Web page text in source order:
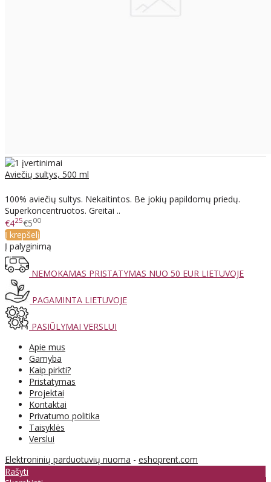
Aviečių sultys, 500 ml
100% aviečių sultys. Nekaitintos. Be jokių papildomų priedų.
Superkoncentruotos. Greitai ..
€425€500
Į krepšelį
Į palyginimą
NEMOKAMAS PRISTATYMAS NUO 50 EUR LIETUVOJE
PAGAMINTA LIETUVOJE
PASIŪLYMAI VERSLUI
Apie mus
Gamyba
Kaip pirkti?
Pristatymas
Projektai
Kontaktai
Privatumo politika
Taisyklės
Verslui
Elektroninių parduotuvių nuoma - eshoprent.com
Rašyti